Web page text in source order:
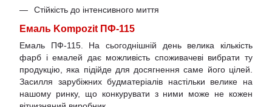
Стійкість до інтенсивного миття
Емаль Kompozit ПФ-115
Емаль ПФ-115. На сьогоднішній день велика кількість
фарб і емалей дає можливість споживачеві вибрати ту
продукцію, яка підійде для досягнення саме його цілей.
Засилля зарубіжних будматеріалів настільки велике на
нашому ринку, що конкурувати з ними може не кожен